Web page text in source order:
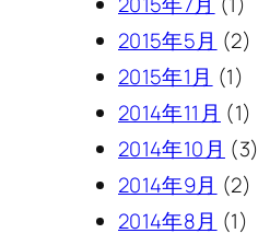
2015年5月 (2)
2015年1月 (1)
2014年11月 (1)
2014年10月 (3)
2014年9月 (2)
2014年8月 (1)